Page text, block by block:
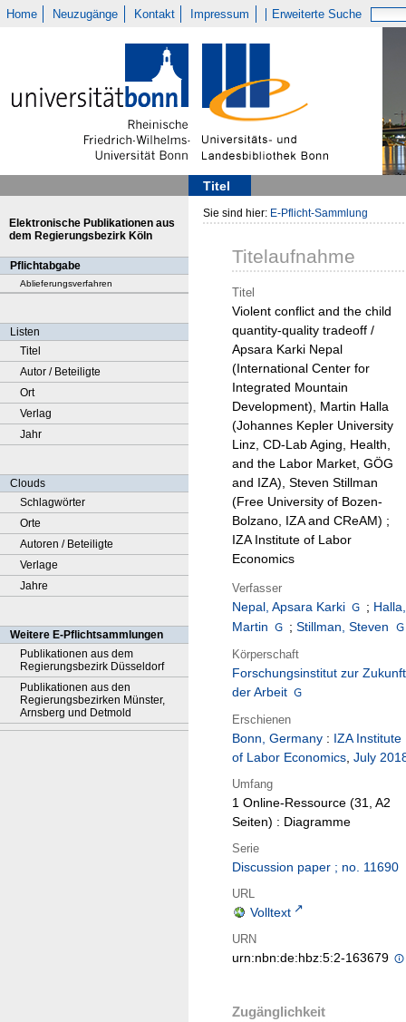
Home Neuzugänge Kontakt Impressum Erweiterte Suche
Titel
Elektronische Publikationen aus
dem Regierungsbezirk Köln
Pflichtabgabe
Ablieferungsverfahren
Listen
Titel
Autor / Beteiligte
Ort
Verlag
Jahr
Clouds
Schlagwörter
Orte
Autoren / Beteiligte
Verlage
Jahre
Weitere E-Pflichtsammlungen
Publikationen aus dem
Regierungsbezirk Düsseldorf
Publikationen aus den
Regierungsbezirken Münster,
Arnsberg und Detmold
Sie sind hier: E-Pflicht-Sammlung
Titelaufnahme
Titel
Violent conflict and the child
quantity-quality tradeoff /
Apsara Karki Nepal
(International Center for
Integrated Mountain
Development), Martin Halla
(Johannes Kepler University
Linz, CD-Lab Aging, Health,
and the Labor Market, GÖG
and IZA), Steven Stillman
(Free University of Bozen-
Bolzano, IZA and CReAM) ;
IZA Institute of Labor
Economics
Verfasser
Nepal, Apsara Karki ; Halla,
Martin
; Stillman, Steven
Körperschaft
Forschungsinstitut zur Zukunft
der Arbeit
Erschienen
Bonn, Germany : IZA Institute
of Labor Economics, July
Umfang
1 Online-Ressource (31, A2
Seiten) : Diagramme
Serie
Discussion paper ; no. 11690
URL
Volltext
URN
urn:nbn:de:hbz:5:2-163679
Zugänglichkeit